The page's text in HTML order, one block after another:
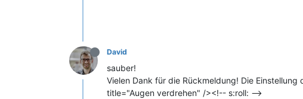
David
sauber!
Vielen Dank für die Rückmeldung! Die
title="Augen verdrehen" /><!-- s:roll: -->